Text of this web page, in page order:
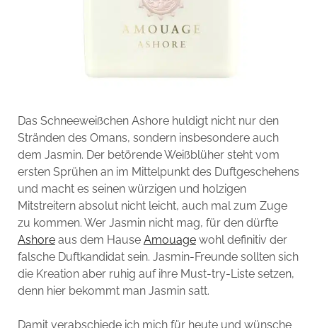
Das Schneeweißchen Ashore huldigt nicht nur den
Stränden des Omans, sondern insbesondere auch
dem Jasmin. Der betörende Weißblüher steht vom
ersten Sprühen an im Mittelpunkt des Duftgeschehens
und macht es seinen würzigen und holzigen
Mitstreitern absolut nicht leicht, auch mal zum Zuge
zu kommen. Wer Jasmin nicht mag, für den dürfte
Ashoreaus dem Hause Amouagewohl definitiv der
falsche Duftkandidat sein. Jasmin-Freunde sollten sich
die Kreation aber ruhig auf ihre Must-try-Liste setzen,
denn hier bekommt man Jasmin satt.
Damit verabschiede ich mich für heute und wünsche